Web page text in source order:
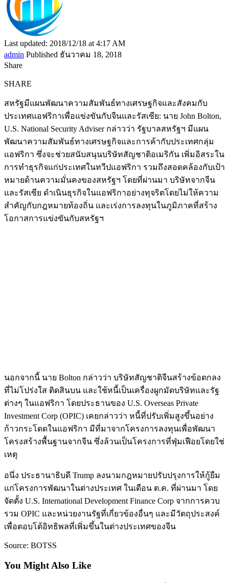
Last updated: 2018/12/18 at 4:17 AM
admin Published ธันวาคม 18, 2018
Share
SHARE
สหรัฐมีแผนพัฒนาความสัมพันธ์ทางเศรษฐกิจและสังคมกับ
ประเทศแอฟริกาเพื่อแข่งขันกับจีนและรัสเซีย: นาย John Bolton,
U.S. National Security Adviser กล่าวว่า รัฐบาลสหรัฐฯ มีแผน
พัฒนาความสัมพันธ์ทางเศรษฐกิจและการค้ากับประเทศกลุ่ม
แอฟริกา ซึ่งจะช่วยสนับสนุนบริษัทสัญชาติอเมริกัน เพิ่มอิสระใน
การทำธุรกิจแก่ประเทศในทวีปแอฟริกา รวมถึงสอดคล้องกับเป้า
หมายด้านความมั่นคงของสหรัฐฯ โดยที่ผ่านมา บริษัทจากจีน
และรัสเซีย ดำเนินธุรกิจในแอฟริกาอย่างทุจริตโดยไม่ให้ความ
สำคัญกับกฎหมายท้องถิ่น และเร่งการลงทุนในภูมิภาคที่สร้าง
โอกาสการแข่งขันกับสหรัฐฯ
นอกจากนี้ นาย Bolton กล่าวว่า บริษัทสัญชาติจีนสร้างข้อตกลง
ที่ไม่โปร่งใส ติดสินบน และใช้หนี้เป็นเครื่องผูกมัดบริษัทและรัฐ
ต่างๆ ในแอฟริกา โดยประธานของ U.S. Overseas Private
Investment Corp (OPIC) เคยกล่าวว่า หนี้ที่ปรับเพิ่มสูงขึ้นอย่าง
ก้าวกระโดดในแอฟริกา มีที่มาจากโครงการลงทุนเพื่อพัฒนา
โครงสร้างพื้นฐานจากจีน ซึ่งล้วนเป็นโครงการที่ฟุ่มเฟือยโดยใช่
เหตุ
อนึ่ง ประธานาธิบดี Trump ลงนามกฎหมายปรับปรุงการให้กู้ยืม
แก่โครงการพัฒนาในต่างประเทศ ในเดือน ต.ค. ที่ผ่านมา โดย
จัดตั้ง U.S. International Development Finance Corp จากการควบ
รวม OPIC และหน่วยงานรัฐที่เกี่ยวข้องอื่นๆ และมีวัตถุประสงค์
เพื่อตอบโต้อิทธิพลที่เพิ่มขึ้นในต่างประเทศของจีน
Source: BOTSS
You Might Also Like